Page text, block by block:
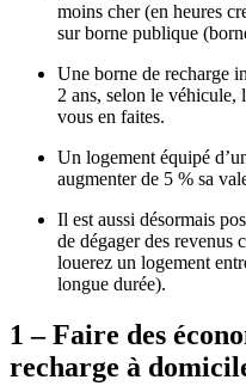
moins cher (en heures
sur borne publique
Une borne de recharge
2 ans, selon le véhicule,
vous en faites.
Un logement équipé
augmenter de 5 % sa
Il est aussi désormais
de dégager des revenus
louerez un logement
longue durée).
1 –Faire des
recharge à